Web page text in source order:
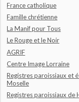
France catholique
Famille chrétienne
La Manif pour Tous
Le Rouge et le Noir
AGRIF
Centre Image Lorraine
Registres paroissiaux et
Moselle
Registres paroissiaux de